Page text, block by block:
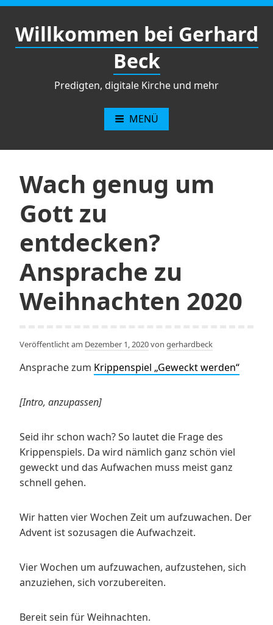
Zum
springen
Willkommen bei Gerhard
Beck
Predigten, digitale Kirche und mehr
MENÜ
Wach genug um
Gott zu
entdecken?
Ansprache zu
Weihnachten 2020
Veröffentlicht am Dezember 1, 2020von gerhardbeck
Ansprache zum Krippenspiel „Geweckt werden“
[Intro, anzupassen]
Seid ihr schon wach? So lautet die Frage des
Krippenspiels. Da wird nämlich ganz schön viel
geweckt und das Aufwachen muss meist ganz
schnell gehen.
Wir hatten vier Wochen Zeit um aufzuwachen. Der
Advent ist sozusagen die Aufwachzeit.
Vier Wochen um aufzuwachen, aufzustehen, sich
anzuziehen, sich vorzubereiten.
Bereit sein für Weihnachten.